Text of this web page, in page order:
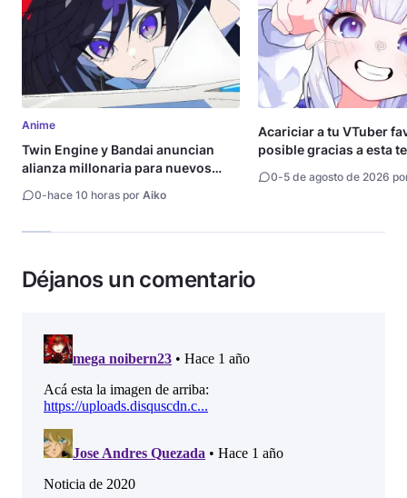
Anime
Twin Engine y Bandai anuncian
alianza millonaria para nuevos
0-hace 10 horas por Aiko
Acariciar a tu VTuber
posible gracias a esta
0-5 de agosto de 2026
Déjanos un comentario